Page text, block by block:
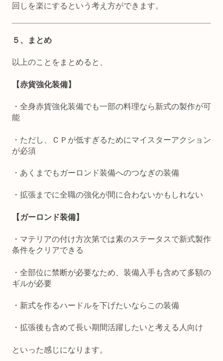
回しを楽にするという考え方ができます。
５、まとめ
以上のことをまとめると、
【赤貨強化装備】
・全身赤貨強化装備でも一部の料理なら新式の製作が可
能
・ただし、ＣＰが低すぎるためにマイスターアクション
が必須
・あくまでもガーロンド装備へのつなぎの装備
・拡張までに全職の強化が間に合わないかもしれない
【ガーロンド装備】
・マテリアの付け方次第では素のステータスで新式製作
条件をクリアできる
・全部位に禁断が必要なため、装備入手も含めて多額の
ギルが必要
・新式を作るハードルを下げたいならこの装備
・拡張後も含めて長い期間活躍したいと考える人向け
といった感じになります。